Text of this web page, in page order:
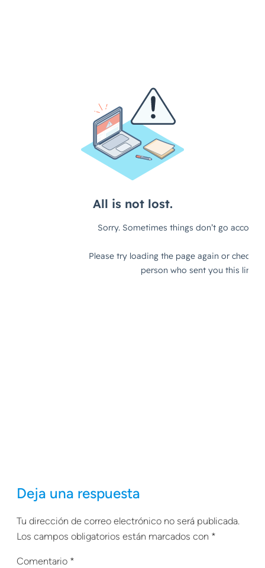
Deja una respuesta
Tu dirección de correo electrónico no será publicada.
Los campos obligatorios están marcados con *
Comentario *